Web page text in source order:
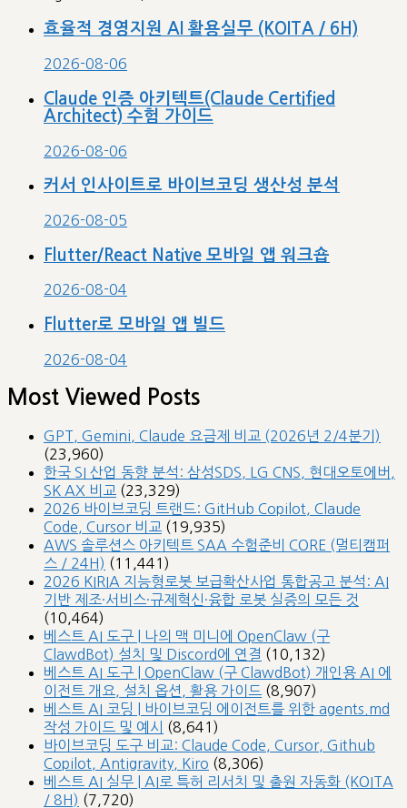
효율적 경영지원 AI 활용실무 (KOITA / 6H)
2026-08-06
Claude 인증 아키텍트(Claude Certified
Architect) 수험 가이드
2026-08-06
커서 인사이트로 바이브코딩 생산성 분석
2026-08-05
Flutter/React Native 모바일 앱 워크숍
2026-08-04
Flutter로 모바일 앱 빌드
2026-08-04
Most Viewed Posts
GPT, Gemini, Claude 요금제 비교 (2026년 2/4분기)
(23,960)
한국 SI 산업 동향 분석: 삼성SDS, LG CNS, 현대오토에버,
SK AX 비교 (23,329)
2026 바이브코딩 트랜드: GitHub Copilot, Claude
Code, Cursor 비교 (19,935)
AWS 솔루션스 아키텍트 SAA 수험준비 CORE (멀티캠퍼
스 / 24H) (11,441)
2026 KIRIA 지능형로봇 보급확산사업 통합공고 분석: AI
기반 제조·서비스·규제혁신·융합 로봇 실증의 모든 것
(10,464)
베스트 AI 도구 | 나의 맥 미니에 OpenClaw (구
ClawdBot) 설치 및 Discord에 연결 (10,132)
베스트 AI 도구 | OpenClaw (구 ClawdBot) 개인용 AI 에
이전트 개요, 설치 옵션, 활용 가이드 (8,907)
베스트 AI 코딩 | 바이브코딩 에이전트를 위한 agents.md
작성 가이드 및 예시
(8,641)
바이브코딩 도구 비교: Claude Code, Cursor, Github
Copilot, Antigravity, Kiro (8,306)
베스트 AI 실무 | AI로 특허 리서치 및 출원 자동화 (KOITA
/ 8H) (7,720)